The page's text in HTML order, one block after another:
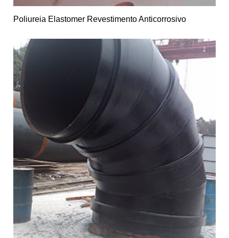
Poliureia Elastomer Revestimento Anticorrosivo